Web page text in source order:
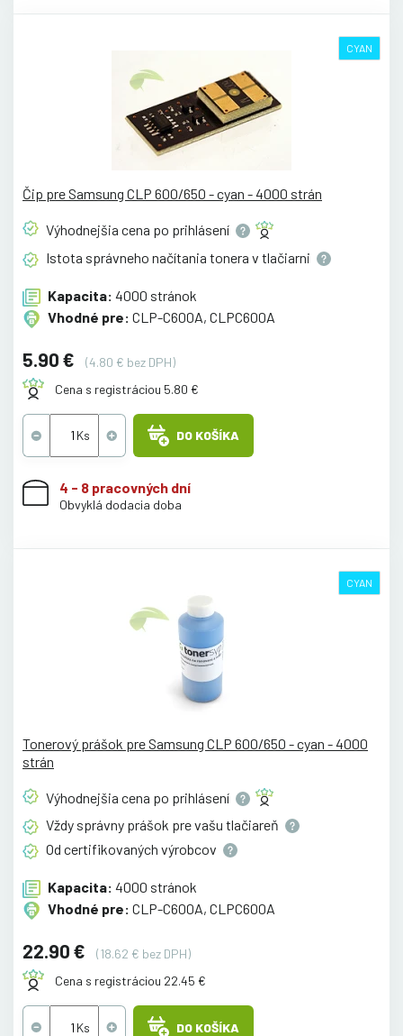
CYAN
Čip pre Samsung CLP 600/650 - cyan - 4000 strán
Výhodnejšia cena po prihlásení
Istota správneho načítania tonera v tlačiarni
Kapacita: 4000 stránok
Vhodné pre: CLP-C600A, CLPC600A
5.90 €
(4.80 € bez DPH)
Cena s registráciou 5.80 €
DO KOŠÍKA
4 - 8 pracovných dní
Obvyklá dodacia doba
CYAN
Tonerový prášok pre Samsung CLP 600/650 - cyan - 4000
strán
Výhodnejšia cena po prihlásení
Vždy správny prášok pre vašu tlačiareň
Od certifikovaných výrobcov
Kapacita: 4000 stránok
Vhodné pre: CLP-C600A, CLPC600A
22.90 €
(18.62 € bez DPH)
Cena s registráciou 22.45 €
DO KOŠÍKA